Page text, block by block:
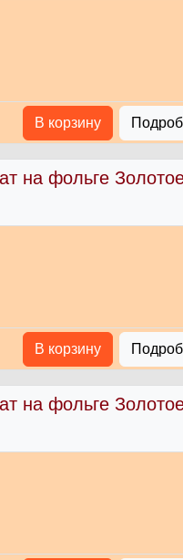
В корзину
на фольге
В корзину
на фольге